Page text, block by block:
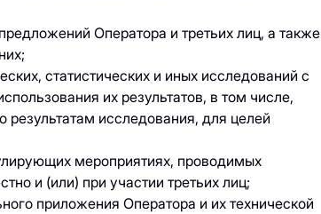
Оператора и третьих лиц, а также
статистических и иных исследований с
их результатов, в том числе,
результатам исследования, для целей
мероприятиях, проводимых
и (или) при участии третьих лиц;
приложения Оператора и их технической